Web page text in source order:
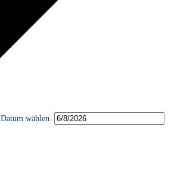
Datum wählen.